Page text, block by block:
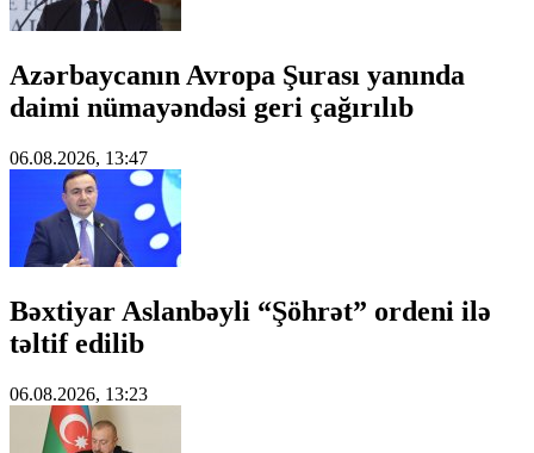
Azərbaycanın Avropa Şurası yanında
daimi nümayəndəsi geri çağırılıb
06.08.2026, 13:47
Bəxtiyar Aslanbəyli “Şöhrət” ordeni ilə
təltif edilib
06.08.2026, 13:23